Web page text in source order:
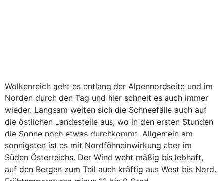
Wolkenreich geht es entlang der Alpennordseite und im
Norden durch den Tag und hier schneit es auch immer
wieder. Langsam weiten sich die Schneefälle auch auf
die östlichen Landesteile aus, wo in den ersten Stunden
die Sonne noch etwas durchkommt. Allgemein am
sonnigsten ist es mit Nordföhneinwirkung aber im
Süden Österreichs. Der Wind weht mäßig bis lebhaft,
auf den Bergen zum Teil auch kräftig aus West bis Nord.